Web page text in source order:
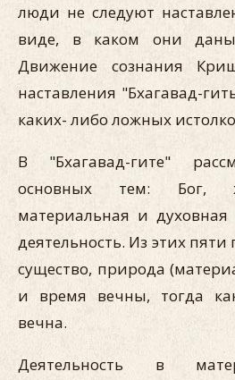
люди не следуют
виде, в каком они
Движение сознания
наставления "Бхагавад-
каких- либо ложных
В "Бхагавад-гите"
основных тем: Бог,
материальная и
деятельность. Из этих
существо, природа
и время вечны, тогда
вечна.
Деятельность в